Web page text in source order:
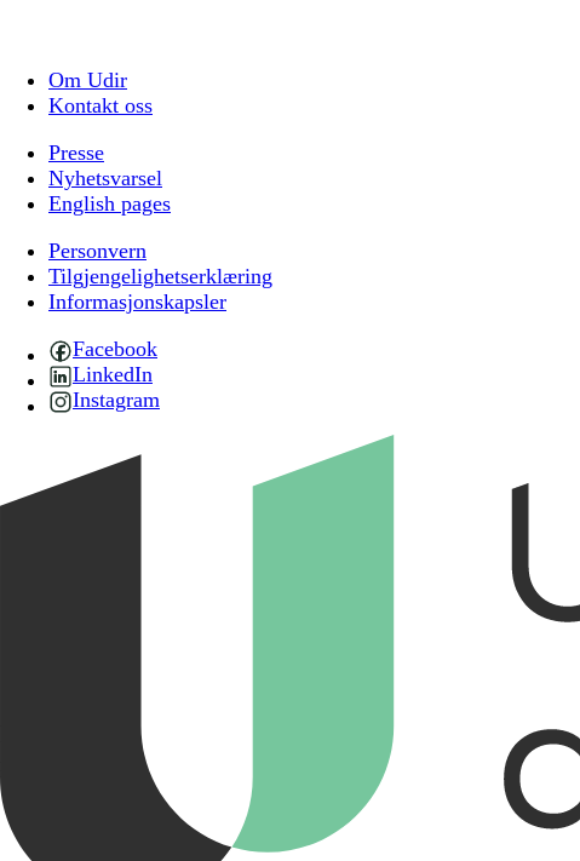
Om Udir
Kontakt oss
Presse
Nyhetsvarsel
English pages
Personvern
Tilgjengelighetserklæring
Informasjonskapsler
Facebook
LinkedIn
Instagram